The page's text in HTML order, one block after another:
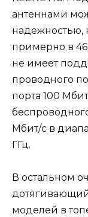
антеннами
надежностью,
примерно в
не имеет
проводного
порта 100
Мбит/с в
ГГц.
В остальном
моделей в